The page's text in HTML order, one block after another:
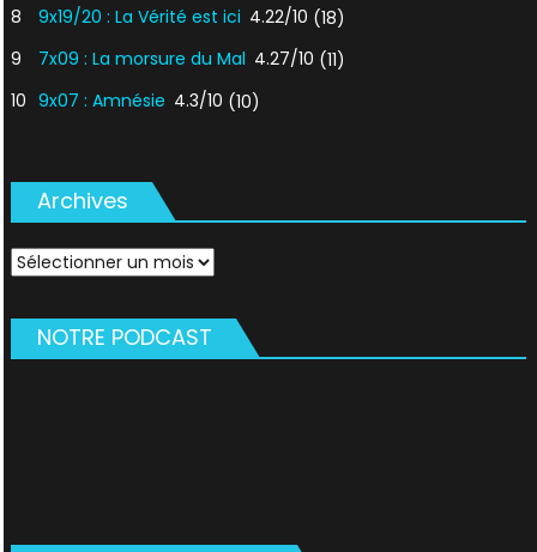
8
9x19/20 : La Vérité est ici 4.22/10 (18)
9
7x09 : La morsure du Mal 4.27/10 (11)
10 9x07 : Amnésie 4.3/10 (10)
Archives
Archives
NOTRE PODCAST